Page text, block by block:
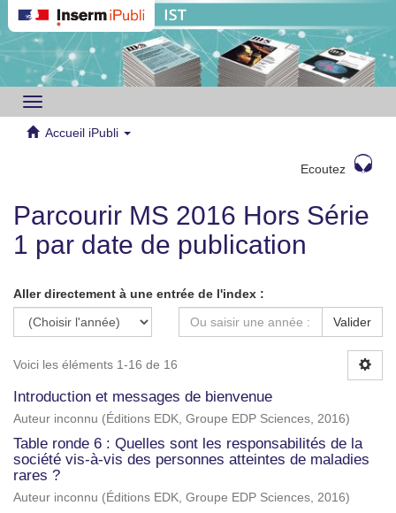
Toggle
navigation
Accueil iPubli
Ecoutez
Parcourir MS 2016 Hors Série
1 par date de publication
Aller directement à une entrée de l'index :
Valider
Voici les éléments 1-16 de 16
Introduction et messages de bienvenue
Auteur inconnu (Éditions EDK, Groupe EDP Sciences, 2016)
Table ronde 6 : Quelles sont les responsabilités de la
société vis-à-vis des personnes atteintes de maladies
rares ?
Auteur inconnu (Éditions EDK, Groupe EDP Sciences, 2016)